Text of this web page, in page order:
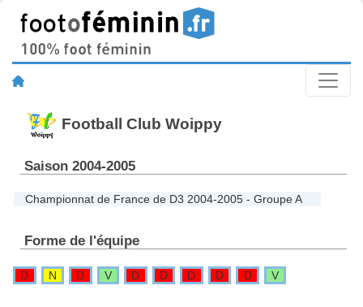
Football Club Woippy
Saison 2004-2005
Championnat de France de D3 2004-2005 - Groupe A
Forme de l'équipe
D N D V D D D D D V